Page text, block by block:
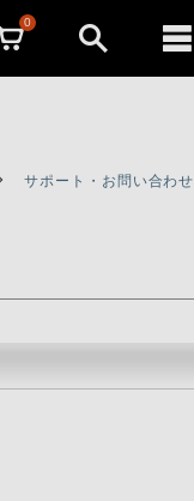
0
サポート・お問い合わせ